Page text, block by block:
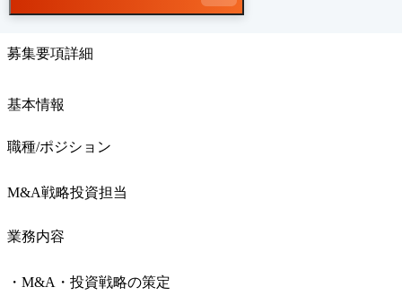
募集要項詳細
基本情報
職種/ポジション
M&A戦略投資担当
業務内容
・M&A・投資戦略の策定